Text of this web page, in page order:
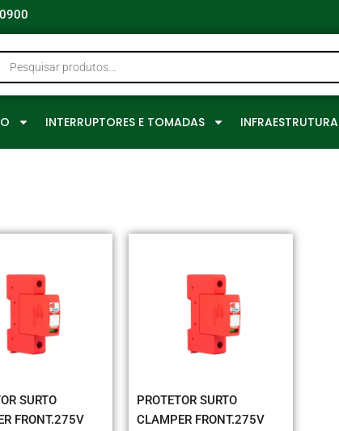
INTERRUPTORES E TOMADAS INFRAESTRUTURA
SURTO
FRONT.275V
PROTETOR SURTO
CLAMPER FRONT.275V